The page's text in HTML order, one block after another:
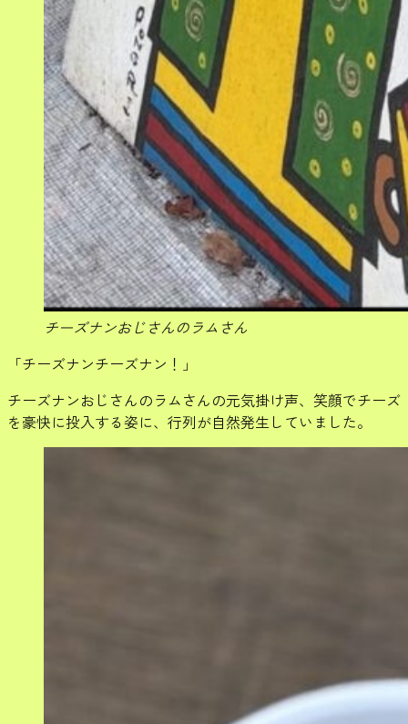
チーズナンおじさんのラムさん
「チーズナンチーズナン！」
チーズナンおじさんのラムさんの元気掛け声、笑顔でチーズ
を豪快に投入する姿に、行列が自然発生していました。